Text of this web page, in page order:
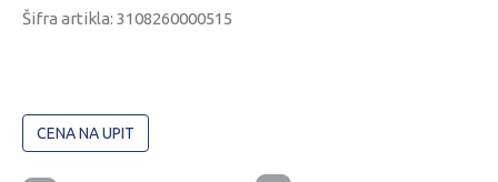
Šifra artikla: 3108260000515
CENA NA UPIT